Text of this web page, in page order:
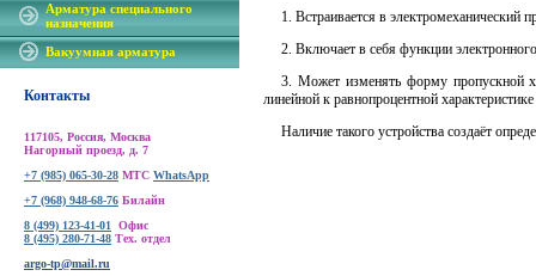
Арматура специального
назначения
Вакуумная арматура
Контакты
117105, Россия, Москва
Нагорный проезд, д. 7
+7 (985) 065-30-28 МТС WhatsApp
+7 (968) 948-68-76 Билайн
8 (499) 123-41-01 Офис
8 (495) 280-71-48 Тех. отдел
argo-tp@mail.ru
1. Встраивается в электромеханический
2. Включает в себя функции электронного
3. Может изменять форму пропускной
линейной к равнопроцентной
Наличие такого устройства создаёт